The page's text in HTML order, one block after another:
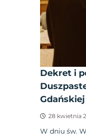
Dekret i
28 kwietnia
W dniu św.